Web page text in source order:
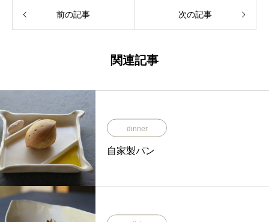
前の記事 次の記事
関連記事
dinner
自家製パン